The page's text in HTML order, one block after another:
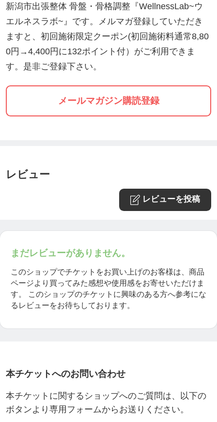
https://home.tsuku2.jp/merumaga_register.php?mlsc
d=0000043280
1
●小・中学生 ・・・・・・ 2,200円
●幼児 ・・・・・・・・・ 1,100円
●筋・筋膜リリース ・・・ 4,400円
https://ticket.tsuku2.jp/events-detail/80100165110026
0
●定額制1ヶ月受け放題・15,400円
https://ticket.tsuku2.jp/events-detail/2042235207512
新潟市出張整体 骨盤・骨格調整『WellnessLab~ウ
エルネスラボ~』です。メルマガ登録していただき
ますと、初回施術限定クーポン(初回施術料通常8,80
0円→4,400円に132ポイント付）がご利用できま
す。是非ご登録下さい。
メールマガジン購読登録
レビュー
レビューを投稿
まだレビューがありません。
このショップでチケットをお買い上げのお客様は、商品
ページより買ってみた感想や使用感をお寄せいただけま
す。
このショップのチケットに興味のある方へ参考にな
るレビューをお待ちしております。
本チケットへのお問い合わせ
本チケットに関するショップへのご質問は、以下の
ボタンより専用フォームからお送りください。